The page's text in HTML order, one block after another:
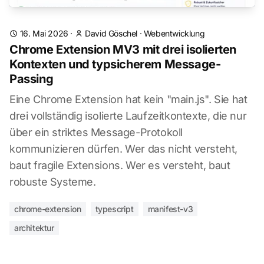
16. Mai 2026 · David Göschel · Webentwicklung
Chrome Extension MV3 mit drei isolierten
Kontexten und typsicherem Message-
Passing
Eine Chrome Extension hat kein "main.js". Sie hat
drei vollständig isolierte Laufzeitkontexte, die nur
über ein striktes Message-Protokoll
kommunizieren dürfen. Wer das nicht versteht,
baut fragile Extensions. Wer es versteht, baut
robuste Systeme.
chrome-extension typescript
manifest-v3
architektur